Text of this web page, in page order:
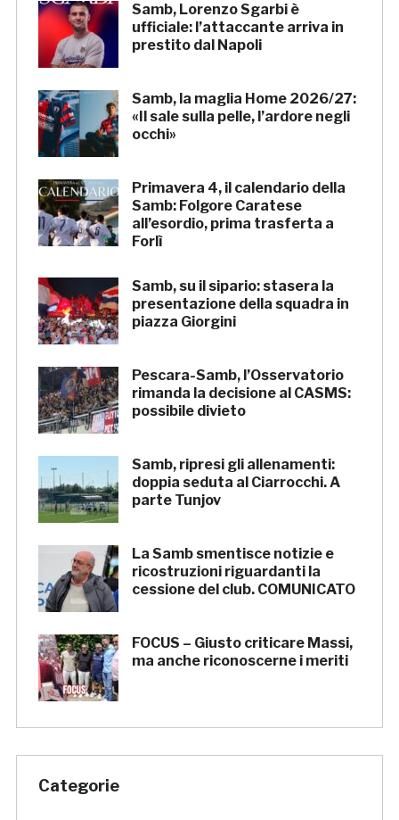
Samb, Lorenzo Sgarbi è
ufficiale: l’attaccante arriva in
prestito dal Napoli
Samb, la maglia Home 2026/27:
«Il sale sulla pelle, l’ardore negli
occhi»
Primavera 4, il calendario della
Samb: Folgore Caratese
all’esordio, prima trasferta a
Forlì
Samb, su il sipario: stasera la
presentazione della squadra in
piazza Giorgini
Pescara-Samb, l’Osservatorio
rimanda la decisione al CASMS:
possibile divieto
Samb, ripresi gli allenamenti:
doppia seduta al Ciarrocchi. A
parte Tunjov
La Samb smentisce notizie e
ricostruzioni riguardanti la
cessione del club. COMUNICATO
FOCUS – Giusto criticare Massi,
ma anche riconoscerne i meriti
Categorie